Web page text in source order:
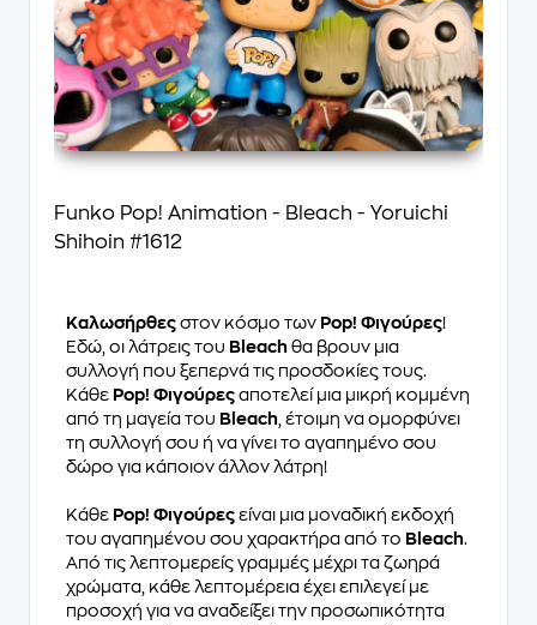
Funko Pop! Animation - Bleach - Yoruichi
Shihoin #1612
Καλωσήρθες στον κόσμο των Pop! Φιγούρες!
Εδώ, οι λάτρεις του Bleach θα βρουν μια
συλλογή που ξεπερνά τις προσδοκίες τους.
Κάθε Pop! Φιγούρες αποτελεί μια μικρή κομμένη
από τη μαγεία του Bleach , έτοιμη να ομορφύνει
τη συλλογή σου ή να γίνει το αγαπημένο σου
δώρο για κάποιον άλλον λάτρη!
Κάθε Pop! Φιγούρες είναι μια μοναδική εκδοχή
του αγαπημένου σου χαρακτήρα από το Bleach.
Από τις λεπτομερείς γραμμές μέχρι τα ζωηρά
χρώματα, κάθε λεπτομέρεια έχει επιλεγεί με
προσοχή για να αναδείξει την προσωπικότητα